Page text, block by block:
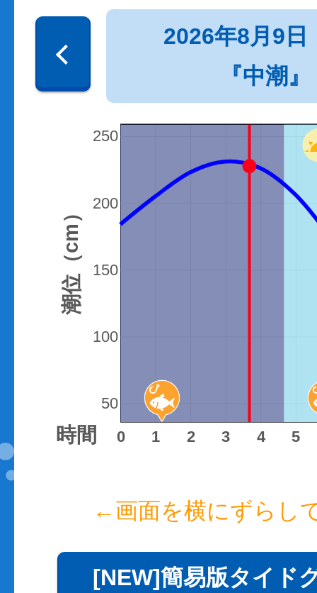
2026年8月9日
『中潮』
0 1 2 3 4 5
時間
50
100
150
200
250
潮位（cm）
←画面を横にずらし
[NEW]簡易版タイド